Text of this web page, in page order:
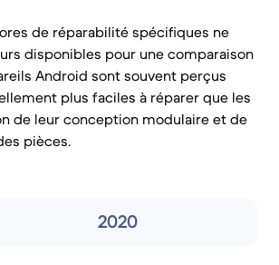
de réparabilité spécifiques ne
disponibles pour une comparaison
Android sont souvent perçus
plus faciles à réparer que les
de leur conception modulaire et de
pièces.
2020